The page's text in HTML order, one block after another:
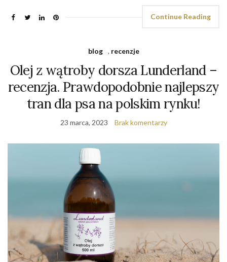
Continue Reading
blog , recenzje
Olej z wątroby dorsza Lunderland –
recenzja. Prawdopodobnie najlepszy
tran dla psa na polskim rynku!
23 marca, 2023 Brak komentarzy